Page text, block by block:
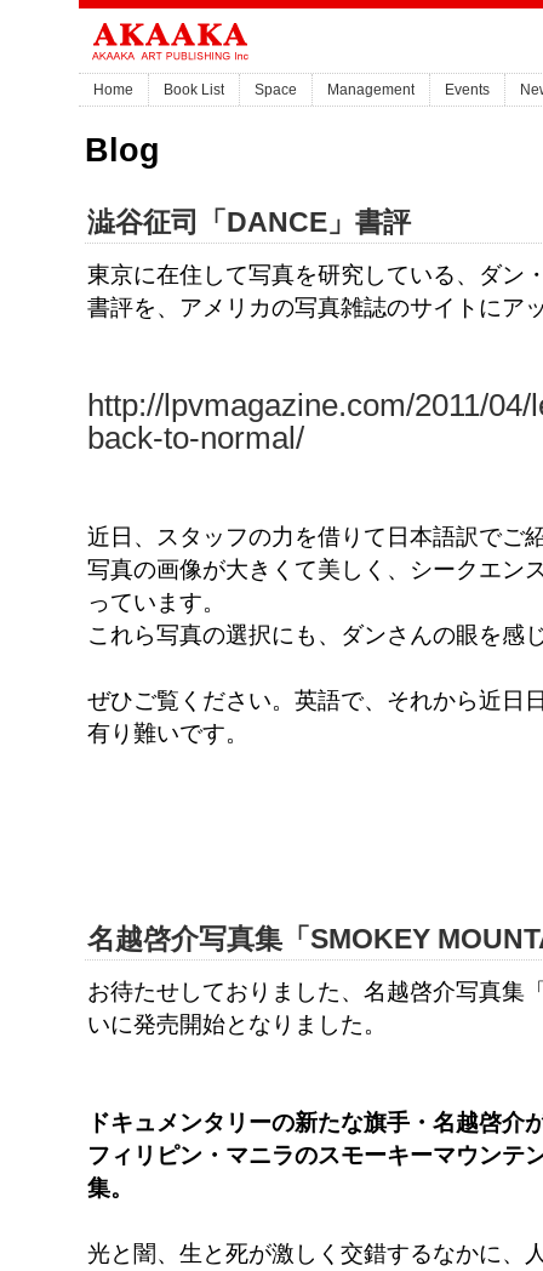
Home Book List Space Management Events
Blog
澁谷征司「DANCE」書評
東京に在住して写真を研究している、ダン
書評を、アメリカの写真雑誌のサイトにア
http://lpvmagazine.com/2011/
back-to-normal/
近日、スタッフの力を借りて日本語訳でご
写真の画像が大きくて美しく、シークエン
っています。
これら写真の選択にも、ダンさんの眼を感
ぜひご覧ください。英語で、それから近日
有り難いです。
名越啓介写真集「SMOKEY
お待たせしておりました、名越啓介写真集
いに発売開始となりました。
ドキュメンタリーの新たな旗手・名越啓介
フィリピン・マニラのスモーキーマウンテ
集。
光と闇、生と死が激しく交錯するなかに、